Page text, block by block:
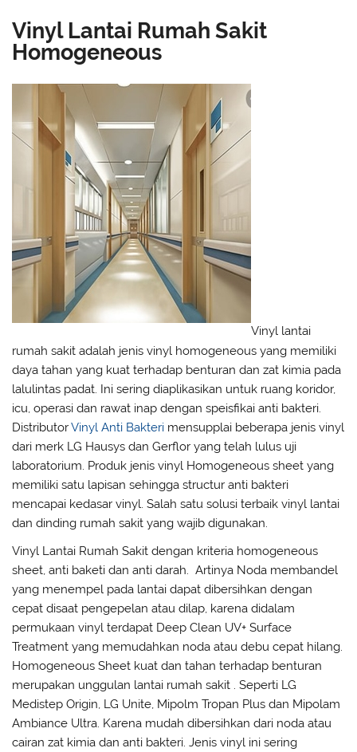
Vinyl Lantai Rumah Sakit
Homogeneous
Vinyl lantai
rumah sakit adalah jenis vinyl homogeneous yang memiliki
daya tahan yang kuat terhadap benturan dan zat kimia pada
lalulintas padat. Ini sering diaplikasikan untuk ruang koridor,
icu, operasi dan rawat inap dengan speisfikai anti bakteri.
DistributorVinyl Anti Bakteri mensupplai beberapa jenis vinyl
dari merk LG Hausys dan Gerflor yang telah lulus uji
laboratorium. Produk jenis vinyl Homogeneous sheet yang
memiliki satu lapisan sehingga structur anti bakteri
mencapai kedasar vinyl. Salah satu solusi terbaik vinyl lantai
dan dinding rumah sakit yang wajib digunakan.
Vinyl Lantai Rumah Sakit dengan kriteria homogeneous
sheet, anti baketi dan anti darah. Artinya Noda membandel
yang menempel pada lantai dapat dibersihkan dengan
cepat disaat pengepelan atau dilap, karena didalam
permukaan vinyl terdapat Deep Clean UV+ Surface
Treatment yang memudahkan noda atau debu cepat hilang.
Homogeneous Sheet kuat dan tahan terhadap benturan
merupakan unggulan lantai rumah sakit . Seperti LG
Medistep Origin, LG Unite, Mipolm Tropan Plus dan Mipolam
Ambiance Ultra. Karena mudah dibersihkan dari noda atau
cairan zat kimia dan anti bakteri. Jenis vinyl ini sering